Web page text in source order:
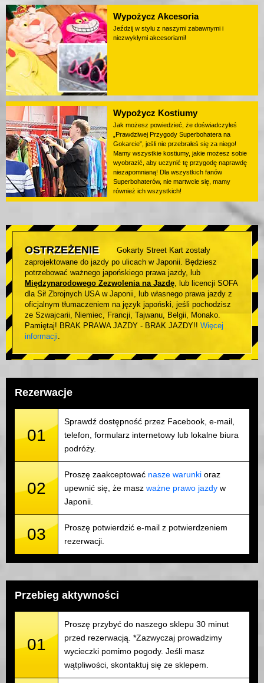
Wypożycz Akcesoria
Jeździj w stylu z naszymi zabawnymi i
niezwykłymi akcesoriami!
Wypożycz Kostiumy
Jak możesz powiedzieć, że doświadczyłeś
„Prawdziwej Przygody Superbohatera na
Gokarcie”, jeśli nie przebrałeś się za niego!
Mamy wszystkie kostiumy, jakie możesz sobie
wyobrazić, aby uczynić tę przygodę naprawdę
niezapomnianą! Dla wszystkich fanów
Superbohaterów, nie martwcie się, mamy
również ich wszystkich!
OSTRZEŻENIE
Gokarty Street Kart zostały
zaprojektowane do jazdy po ulicach w Japonii. Będziesz
potrzebować ważnego japońskiego prawa jazdy, lub
Międzynarodowego Zezwolenia na Jazdę, lub licencji SOFA
dla Sił Zbrojnych USA w Japonii, lub własnego prawa jazdy z
oficjalnym tłumaczeniem na język japoński, jeśli pochodzisz
ze Szwajcarii, Niemiec, Francji, Tajwanu, Belgii, Monako.
Pamiętaj! BRAK PRAWA JAZDY - BRAK JAZDY!! Więcej
informacji.
Rezerwacje
01
Sprawdź dostępność przez Facebook, e-mail,
telefon, formularz internetowy lub lokalne biura
podróży.
02
Proszę zaakceptować nasze warunki oraz
upewnić się, że masz ważne prawo jazdy w
Japonii.
03
Proszę potwierdzić e-mail z potwierdzeniem
rezerwacji.
Przebieg aktywności
01
Proszę przybyć do naszego sklepu 30 minut
przed rezerwacją. *Zazwyczaj prowadzimy
wycieczki pomimo pogody. Jeśli masz
wątpliwości, skontaktuj się ze sklepem.